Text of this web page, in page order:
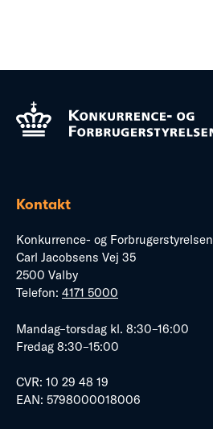
Kontakt
Konkurrence- og Forbrugerstyrelsen
Carl Jacobsens Vej 35
2500 Valby
Telefon: 4171 5000
Mandag–torsdag kl. 8:30–16:00
Fredag 8:30–15:00
CVR: 10 29 48 19
EAN: 5798000018006